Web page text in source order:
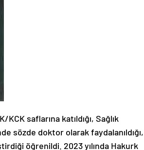
KCK saflarına katıldığı, Sağlık
sözde doktor olarak faydalanıldığı,
öğrenildi. 2023 yılında Hakurk